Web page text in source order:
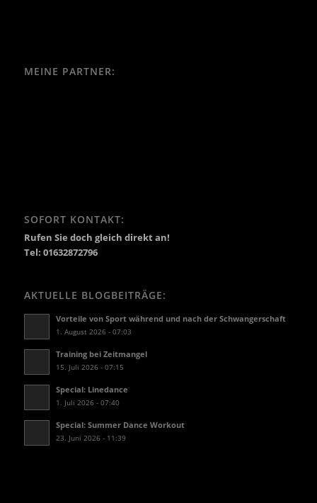
MEINE PARTNER:
SOFORT KONTAKT:
Rufen Sie doch gleich direkt an!
Tel: 01632872796
AKTUELLE BLOGBEITRÄGE:
Vorteile von Sport während und nach der Schwangerschaft
1. August 2026 - 07:03
Training bei Zeitmangel
15. Juli 2026 - 07:15
Special: Linedance
1. Juli 2026 - 07:40
Special: Summer Dance Workout
23. Juni 2026 - 11:39